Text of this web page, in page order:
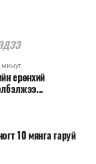
үйлчилгээний
дэлхийн газрын
хүчний зах
боломжтой гэж
аюулгүй
бөгөөд
тодорхойгүй
минут
ерөнхий
10 мянга гаруй